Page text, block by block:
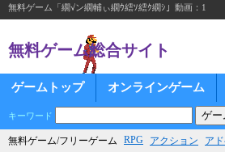
無料ゲーム「繝√ン繝輔ぃ繝ｳ繧ｿ繧ｸ繝ｼ」動画：1
無料ゲーム総合サイト
ゲームトップ オンラインゲーム
キーワード
無料ゲーム/フリーゲーム RPG アクション ア